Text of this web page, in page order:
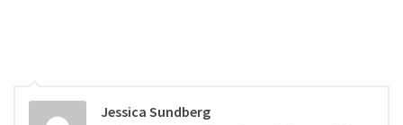
Jessica Sundberg